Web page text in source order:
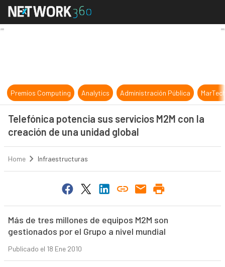
Telefónica potencia sus servicios
Premios Computing Analytics Administración Pública
Telefónica potencia sus servicios M2M con la
creación de una unidad global
Home Infraestructuras
Más de tres millones de equipos M2M son
gestionados por el Grupo a nivel mundial
Publicado el 18 Ene 2010